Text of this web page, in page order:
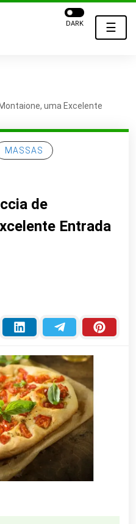
☰
DARK
uma Excelente
MASSAS
de
Entrada